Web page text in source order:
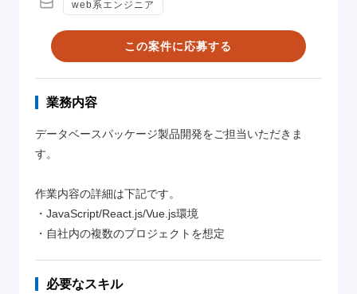
web系エンジニア
この案件に応募する
業務内容
データベースパッケージ製品開発をご担当いただきま
す。
作業内容の詳細は下記です。
・JavaScript/React.js/Vue.js環境
・自社内の複数のプロジェクトを想定
必要なスキル